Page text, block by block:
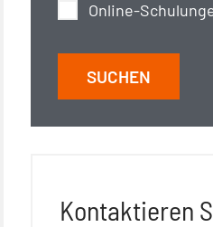
Online-
SUCHEN
Kontaktieren